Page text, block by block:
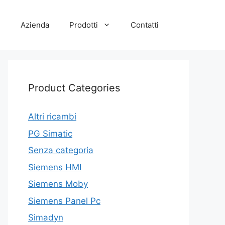
Azienda Prodotti Contatti
Product Categories
Altri ricambi
PG Simatic
Senza categoria
Siemens HMI
Siemens Moby
Siemens Panel Pc
Simadyn